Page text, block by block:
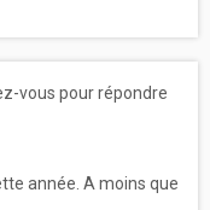
vous pour répondre
année. A moins que